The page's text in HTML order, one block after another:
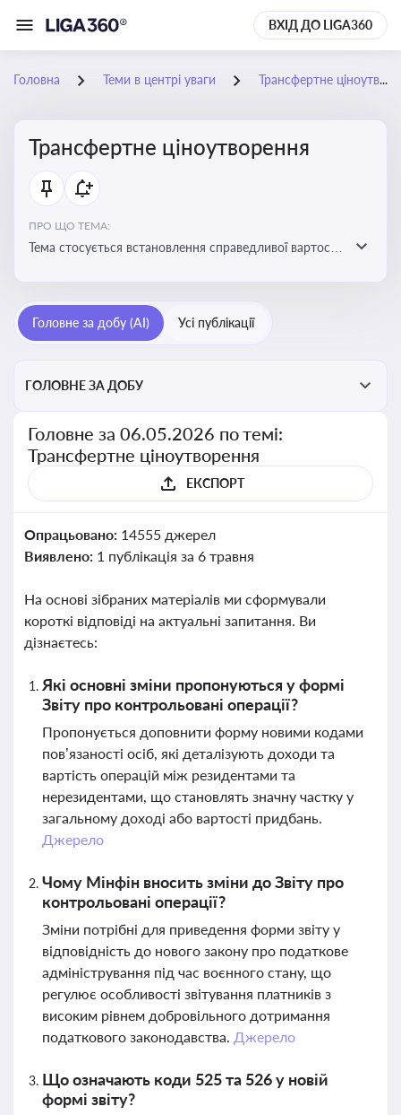
ВХІД ДО LIGA360
Головна Теми в центрі уваги Трансфертне ціноутворення
Трансфертне ціноутворення
ПРО ЩО ТЕМА:
Тема стосується встановлення справедливої вартості
Головне за добу (AI) Усі публікації
ГОЛОВНЕ ЗА ДОБУ
Головне за 06.05.2026 по темі:
Трансфертне ціноутворення
ЕКСПОРТ
Опрацьовано: 14555 джерел
Виявлено: 1 публікація за 6 травня
На основі зібраних матеріалів ми сформували
короткі відповіді на актуальні запитання. Ви
дізнаєтесь:
Які основні зміни пропонуються у формі
Звіту про контрольовані операції?
Пропонується доповнити форму новими кодами
пов’язаності осіб, які деталізують доходи та
вартість операцій між резидентами та
нерезидентами, що становлять значну частку у
загальному доході або вартості придбань.
Джерело
Чому Мінфін вносить зміни до Звіту про
контрольовані операції?
Зміни потрібні для приведення форми звіту у
відповідність до нового закону про податкове
адміністрування під час воєнного стану, що
регулює особливості звітування платників з
високим рівнем добровільного дотримання
податкового законодавства. Джерело
Що означають коди 525 та 526 у новій
формі звіту?